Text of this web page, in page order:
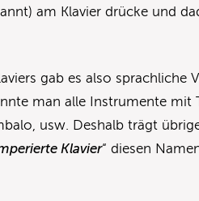
am Klavier drücke und
gab es also sprachliche
man alle Instrumente mit
usw. Deshalb trägt
Klavier“ diesen